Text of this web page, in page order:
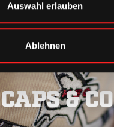
Auswahl erlauben
Ablehnen
CAPS & CO